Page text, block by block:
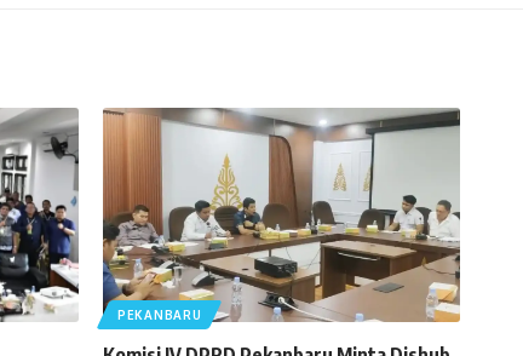
PEKANBARU